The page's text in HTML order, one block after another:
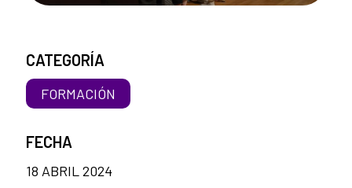
CATEGORÍA
FORMACIÓN
FECHA
18 ABRIL 2024